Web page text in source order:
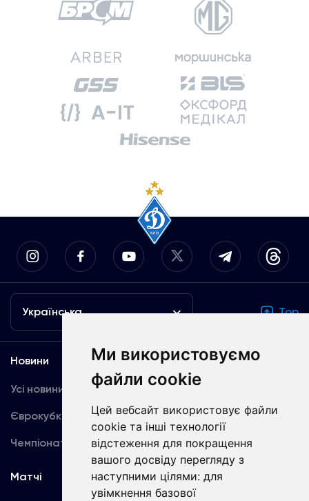
Ми використовуємо
файли cookie
Цей вебсайт використовує файли
cookie та інші технології
відстеження для покращення
вашого досвіду перегляду з
наступними цілями: для
увімкнення базової
Українська Top
Новини
Усі новини
Єврокубки
Чемпіонат України
Медіа
Динамо TV
Фотогалерея
Акредитація
Матчі Команда